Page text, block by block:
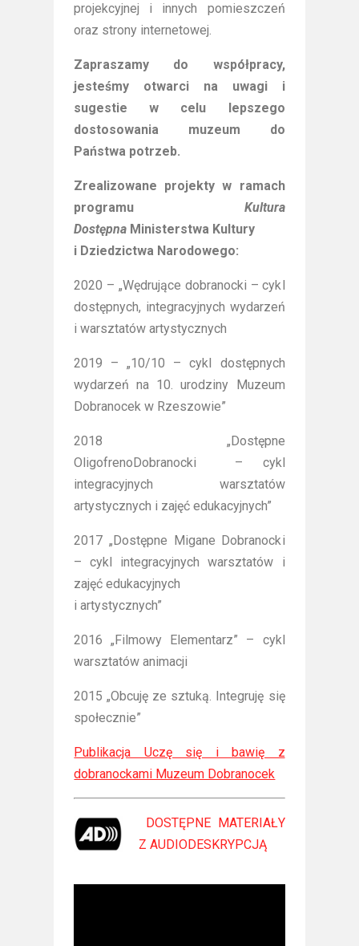
projekcyjnej i innych pomieszczeń
oraz strony internetowej.
Zapraszamy do współpracy,
jesteśmy otwarci na uwagi i
sugestie w celu lepszego
dostosowania muzeum do
Państwa potrzeb.
Zrealizowane projekty w ramach
programu Kultura
Dostępna Ministerstwa Kultury
i Dziedzictwa Narodowego:
2020 – „Wędrujące dobranocki – cykl
dostępnych, integracyjnych wydarzeń
i warsztatów artystycznych
2019 – „10/10 – cykl dostępnych
wydarzeń na 10. urodziny Muzeum
Dobranocek w Rzeszowie”
2018 „Dostępne
OligofrenoDobranocki – cykl
integracyjnych warsztatów
artystycznych i zajęć edukacyjnych”
2017 „Dostępne Migane Dobranocki
– cykl integracyjnych warsztatów i
zajęć edukacyjnych
i artystycznych”
2016 „Filmowy Elementarz” – cykl
warsztatów animacji
2015 „Obcuję ze sztuką. Integruję się
społecznie”
Publikacja Uczę się i bawię z
dobranockami Muzeum Dobranocek
DOSTĘPNE MATERIAŁY
ZAUDIODESKRYPCJĄ